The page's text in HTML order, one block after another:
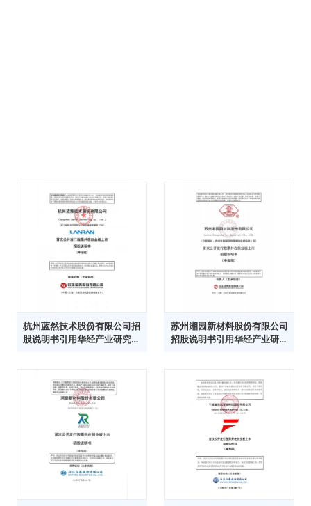
杭州蓝然技术股份有限公司招
股说明书引用华经产业研究院
苏州湘园新材料股份有限公司
招股说明书引用华经产业研究